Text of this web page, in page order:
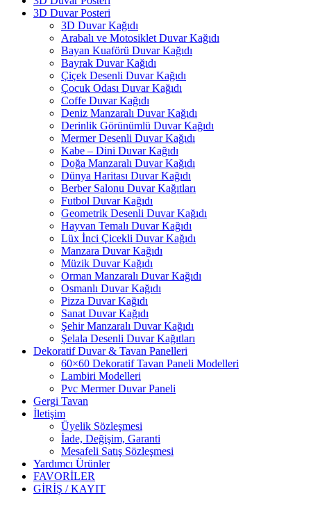
3D Duvar Posteri
3D Duvar Kağıdı
Arabalı ve Motosiklet Duvar Kağıdı
Bayan Kuaförü Duvar Kağıdı
Bayrak Duvar Kağıdı
Çiçek Desenli Duvar Kağıdı
Çocuk Odası Duvar Kağıdı
Coffe Duvar Kağıdı
Deniz Manzaralı Duvar Kağıdı
Derinlik Görünümlü Duvar Kağıdı
Mermer Desenli Duvar Kağıdı
Kabe – Dini Duvar Kağıdı
Doğa Manzaralı Duvar Kağıdı
Dünya Haritası Duvar Kağıdı
Berber Salonu Duvar Kağıtları
Futbol Duvar Kağıdı
Geometrik Desenli Duvar Kağıdı
Hayvan Temalı Duvar Kağıdı
Lüx İnci Çicekli Duvar Kağıdı
Manzara Duvar Kağıdı
Müzik Duvar Kağıdı
Orman Manzaralı Duvar Kağıdı
Osmanlı Duvar Kağıdı
Pizza Duvar Kağıdı
Sanat Duvar Kağıdı
Şehir Manzaralı Duvar Kağıdı
Şelala Desenli Duvar Kağıtları
Dekoratif Duvar & Tavan Panelleri
60×60 Dekoratif Tavan Paneli Modelleri
Lambiri Modelleri
Pvc Mermer Duvar Paneli
Gergi Tavan
İletişim
Üyelik Sözleşmesi
İade, Değişim, Garanti
Mesafeli Satış Sözleşmesi
Yardımcı Ürünler
FAVORİLER
GİRİŞ / KAYIT